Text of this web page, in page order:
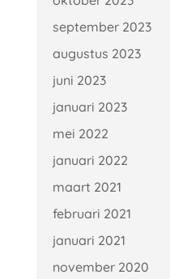
september 2023
augustus 2023
juni 2023
januari 2023
mei 2022
januari 2022
maart 2021
februari 2021
januari 2021
november 2020